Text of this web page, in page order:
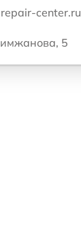
center.ru
5